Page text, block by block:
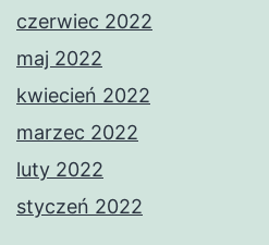
czerwiec 2022
maj 2022
kwiecień 2022
marzec 2022
luty 2022
styczeń 2022